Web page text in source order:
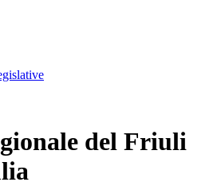
del Friuli